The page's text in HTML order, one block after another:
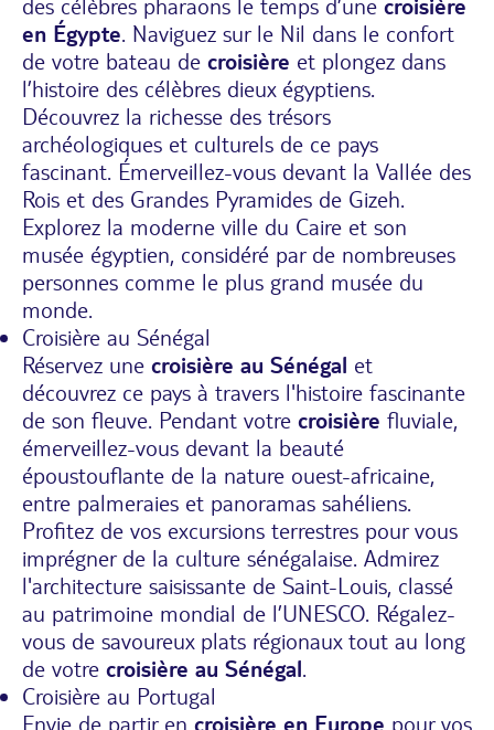
des célèbres pharaons le temps d’une croisière
en Égypte. Naviguez sur le Nil dans le confort
de votre bateau de croisière et plongez dans
l’histoire des célèbres dieux égyptiens.
Découvrez la richesse des trésors
archéologiques et culturels de ce pays
fascinant. Émerveillez-vous devant la Vallée des
Rois et des Grandes Pyramides de Gizeh.
Explorez la moderne ville du Caire et son
musée égyptien, considéré par de nombreuses
personnes comme le plus grand musée du
monde.
Croisière au Sénégal
Réservez une croisière au Sénégal et
découvrez ce pays à travers l'histoire fascinante
de son fleuve. Pendant votre croisière fluviale,
émerveillez-vous devant la beauté
époustouflante de la nature ouest-africaine,
entre palmeraies et panoramas sahéliens.
Profitez de vos excursions terrestres pour vous
imprégner de la culture sénégalaise. Admirez
l'architecture saisissante de Saint-Louis, classé
au patrimoine mondial de l’UNESCO. Régalez-
vous de savoureux plats régionaux tout au long
de votre croisière au Sénégal.
Croisière au Portugal
Envie de partir en croisière en Europe pour vos